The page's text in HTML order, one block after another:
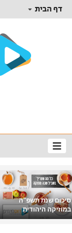
דף הבית
סיכום שנת תשפ"ה
במוזיקה היהודית